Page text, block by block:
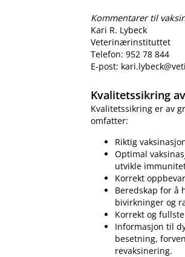
Kommentarer til
Kari R. Lybeck
Veterinærinstituttet
Telefon: 952 78 844
E-post:
Kvalitetssikring
Kvalitetssikring er av
omfatter:
Riktig
Optimal
utvikle
Korrekt
Beredskap for å
bivirkninger og
Korrekt og
Informasjon til
besetning,
revaksinering.